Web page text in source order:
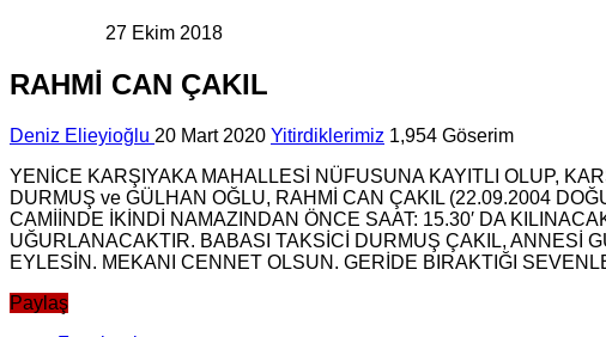
27 Ekim 2018
RAHMİ CAN ÇAKIL
Deniz Elieyioğlu 20 Mart 2020 Yitirdiklerimiz 1,954 Göserim
YENİCE KARŞIYAKA MAHALLESİ NÜFUSUNA KAYITLI OLUP,
DURMUŞ ve GÜLHAN OĞLU, RAHMİ CAN ÇAKIL (22.09.2004
CAMİİNDE İKİNDİ NAMAZINDAN ÖNCE SAAT: 15.30′ DA
UĞURLANACAKTIR. BABASI TAKSİCİ DURMUŞ ÇAKIL, ANNESİ
EYLESİN. MEKANI CENNET OLSUN. GERİDE BIRAKTIĞI
Paylaş